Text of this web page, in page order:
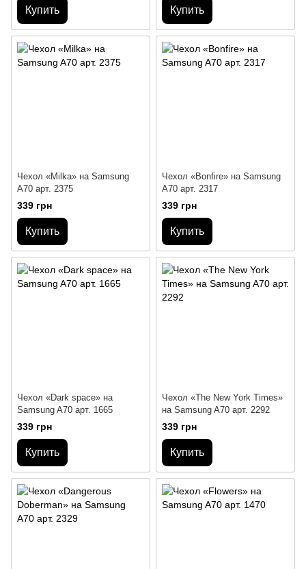
Купить Купить
Чехол «Milka» на Samsung
A70 арт. 2375
339 грн
Купить
Чехол «Bonfire» на Samsung
A70 арт. 2317
339 грн
Купить
Чехол «Dark space» на
Samsung A70 арт. 1665
339 грн
Купить
Чехол «The New York Times»
на Samsung A70 арт. 2292
339 грн
Купить